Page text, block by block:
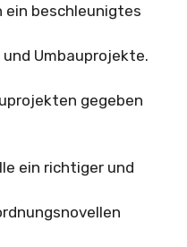
beschleunigtes
Umbauprojekte.
gegeben
ein richtiger und